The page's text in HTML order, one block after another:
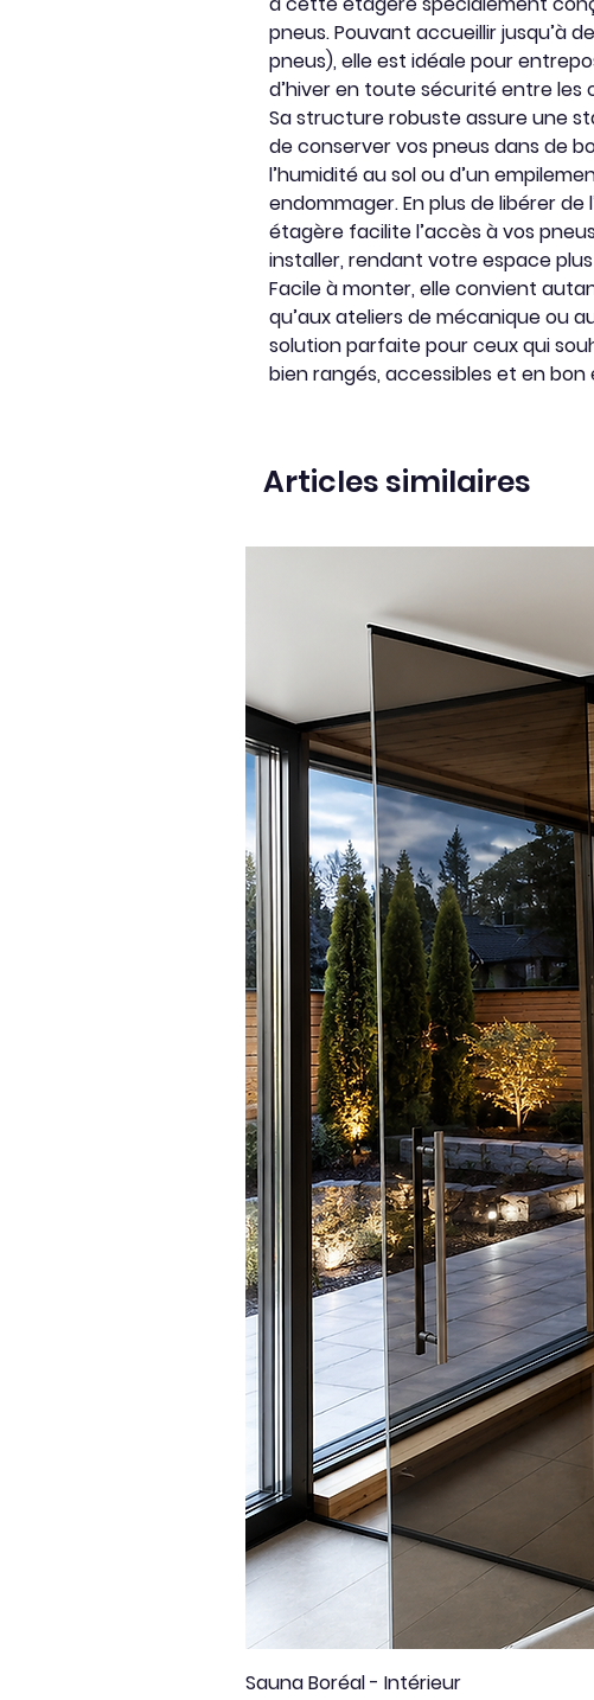
pneus. Pouvant accueillir jusqu’à
pneus), elle est idéale pour
d’hiver en toute sécurité entre les
Sa structure robuste assure une
de conserver vos pneus dans de
l’humidité au sol ou d’un
endommager. En plus de libérer de
étagère facilite l’accès à vos
installer, rendant votre espace
Facile à monter, elle convient
qu’aux ateliers de mécanique ou
solution parfaite pour ceux qui
bien rangés, accessibles et en bon
Articles similaires
Sauna Boréal - Intérieur